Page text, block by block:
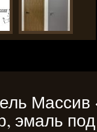
Массив
эмаль